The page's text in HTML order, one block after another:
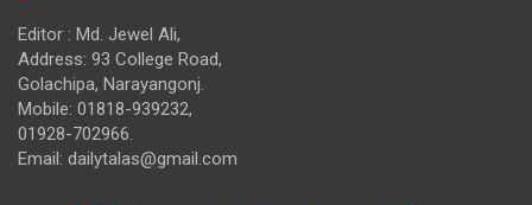
Editor : Md. Jewel Ali,
Address: 93 College Road,
Golachipa, Narayangonj.
Mobile: 01818-939232,
01928-702966.
Email: dailytalas@gmail.com